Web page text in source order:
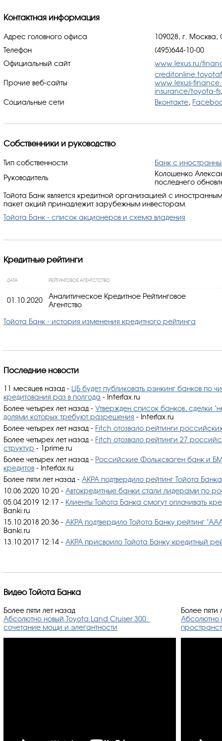
Контактная информация
Адрес головного офиса
109028, г.
Телефон
(495)644-10-00
Официальный сайт
www.lexus.ru/
Прочие веб-сайты
www.lexus-
insurance/toyota-fs
Социальные сети
Вконтакте,
Собственники и руководство
Тип собственности
Банк с
Руководитель
Колошенко
последнего
Тойота Банк является кредитной организацией с
пакет акций принадлежит зарубежным инвесторам.
Тойота Банк - список акционеров и схема владения
Кредитные рейтинги
ДАТА РЕЙТИНГОВОЕ АГЕНТСТСТВО
01.10.2020
Аналитическое Кредитное Рейтинговое
Агентство
Тойота Банк - история изменения кредитного рейтинга
Последние новости
11 месяцев назад- ЦБ будет публиковать рэнкинг банков по
кредитования раз в полгода - Interfax.ru
Более четырех лет назад- Утвержден список банков, сделки
долями которых требуют разрешения - Interfax.ru
Более четырех лет назад- Fitch отозвало рейтинги
Более четырех лет назад- Fitch отозвало рейтинги 27
структур - 1prime.ru
Более четырех лет назад- Российские Фольксваген банк и
кредитов - Interfax.ru
Более пяти лет назад- АКРА подтвердило рейтинг Тойота
10.06.2020 10:20- Автокредитные банки стали лидерами по
05.04.2019 12:17- Клиенты Тойота Банка смогут оплачивать
Banki.ru
15.10.2018 20:36- АКРА подтвердило Тойота Банку рейтинг
Banki.ru
13.10.2017 12:14- АКРА присвоило Тойота Банку кредитный
Видео Тойота Банка
Более пяти лет назад
Абсолютно новый Toyota Land Cruiser 300:
сочетание мощи и элегантности
Более пяти
Абсолютно